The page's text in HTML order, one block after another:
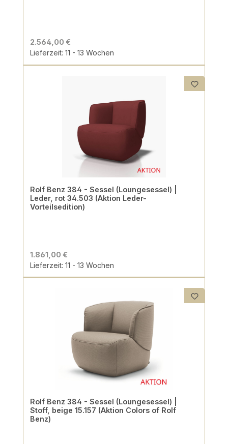
2.564,00 €
Lieferzeit: 11 - 13 Wochen
Rolf Benz 384 - Sessel (Loungesessel) |
Leder, rot 34.503 (Aktion Leder-
Vorteilsedition)
1.861,00 €
Lieferzeit: 11 - 13 Wochen
Rolf Benz 384 - Sessel (Loungesessel) |
Stoff, beige 15.157 (Aktion Colors of Rolf
Benz)